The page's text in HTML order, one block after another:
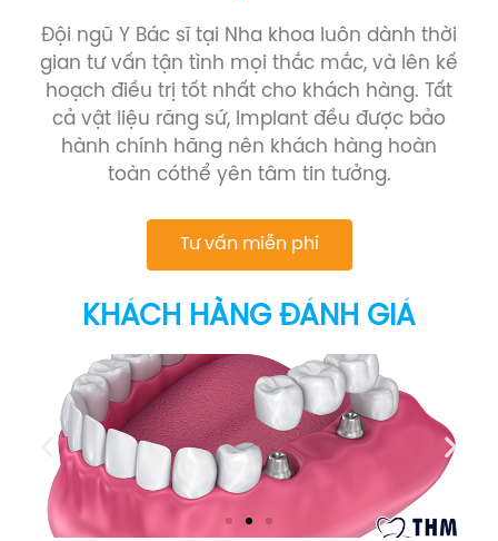
Đội ngũ Y Bác sĩ tại Nha khoa luôn dành thời
gian tư vấn tận tình mọi thắc mắc, và lên kế
hoạch điều trị tốt nhất cho khách hàng. Tất
cả vật liệu răng sứ, Implant đều được bảo
hành chính hãng nên khách hàng hoàn
toàn cóthể yên tâm tin tưởng.
Tư vấn miễn phí
KHÁCH HÀNG ĐÁNH GIÁ